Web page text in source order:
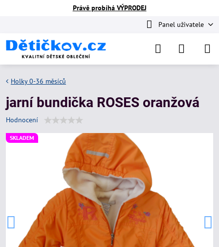
Právě probíhá VÝPRODEJ
Panel uživatele
SKLADEM
Holky 0-36 měsíců
jarní bundička ROSES oranžová
Hodnocení